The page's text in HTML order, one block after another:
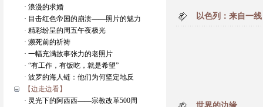
· 浪漫的求婚
· 目击红色帝国的崩溃——照片的魅力
· 精彩纷呈的周五午夜极光
· 濒死前的祈祷
· 一幅充满故事张力的老照片
· “有工作，有饭吃，就是希望”
· 波罗的海人链：他们为何坚定地反
【边走边看】
· 灵光下的阿西西——宗教改革500周
以色列：来自一